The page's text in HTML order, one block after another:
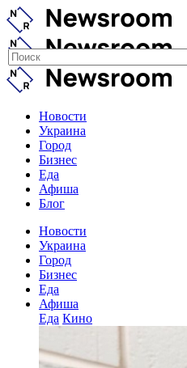
Новости
Украина
Город
Бизнес
Еда
Афиша
Блог
Новости
Украина
Город
Бизнес
Еда
Афиша
Еда Кино